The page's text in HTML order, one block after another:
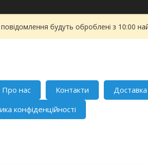
будуть оброблені з 10:00
Про нас Контакти
конфіденційності